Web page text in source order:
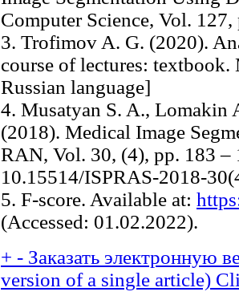
Computer Science, Vol.
3. Trofimov A. G. (2020).
course of lectures:
Russian language]
4. Musatyan S. A., Lomakin
(2018). Medical Image
RAN, Vol. 30, (4), pp. 183
10.15514/ISPRAS-2018-
5. F-score. Available at:
(Accessed: 01.02.2022).
+ - Заказать электронную
version of a single article)